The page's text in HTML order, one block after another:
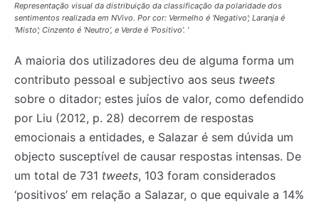
Representação visual da distribuição da classificação da polaridade dos
sentimentos realizada em NVivo. Por cor: Vermelho é ‘Negativo’; Laranja é
‘Misto’; Cinzento é ‘Neutro’, e Verde é ‘Positivo’. ’
A maioria dos utilizadores deu de alguma forma um
contributo pessoal e subjectivo aos seus tweets
sobre o ditador; estes juíos de valor, como defendido
por Liu (2012, p. 28) decorrem de respostas
emocionais a entidades, e Salazar é sem dúvida um
objecto susceptível de causar respostas intensas. De
um total de 731 tweets, 103 foram considerados
‘positivos’ em relação a Salazar, o que equivale a 14%